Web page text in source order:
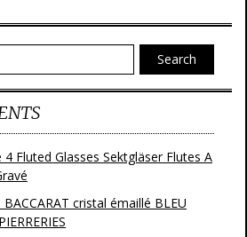
Search
Fluted Glasses Sektgläser Flutes A
cristal émaillé BLEU